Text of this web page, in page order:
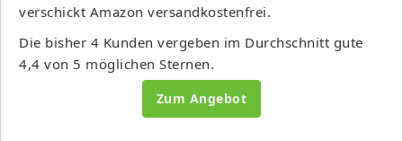
verschickt Amazon versandkostenfrei.
Die bisher 4 Kunden vergeben im Durchschnitt gute
4,4 von 5 möglichen Sternen.
Zum Angebot